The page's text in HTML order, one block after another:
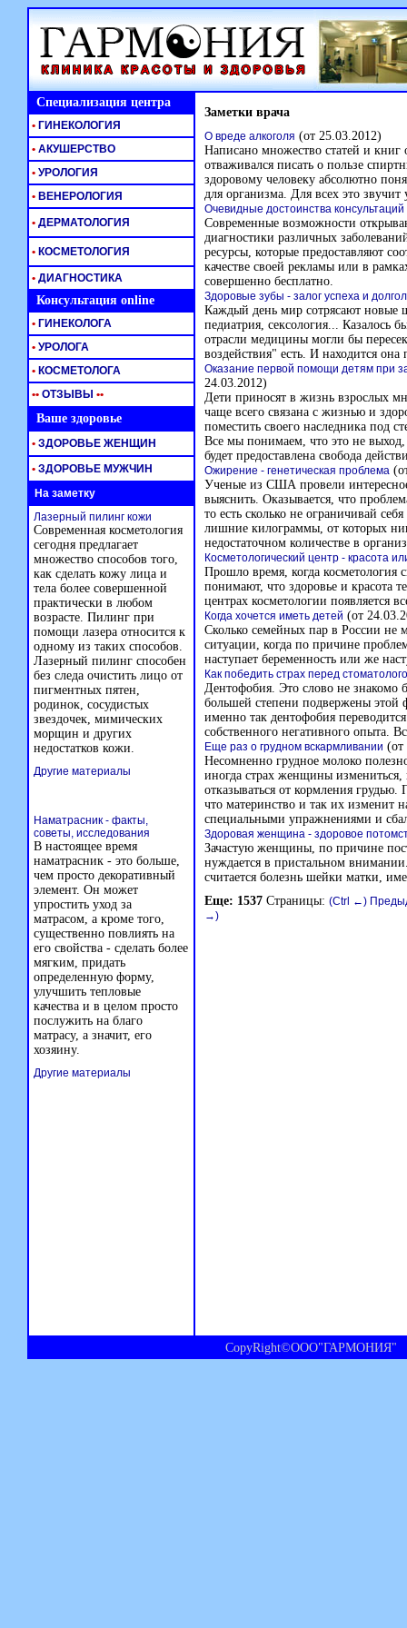
Специализация центра Заметки врача
О вреде алкоголя (от 25.03.2012)
Написано множество статей и книг
отваживался писать о пользе
здоровому человеку абсолютно
для организма. Для всех это звучит
Очевидные достоинства
Современные возможности
диагностики различных
ресурсы, которые предоставляют
качестве своей рекламы или в
совершенно бесплатно.
Здоровые зубы - залог успеха и
Каждый день мир сотрясают новые
педиатрия, сексология... Казалось
отрасли медицины могли бы
воздействия" есть. И находится
Оказание первой помощи детям при
24.03.2012)
Дети приносят в жизнь взрослых
чаще всего связана с жизнью и
поместить своего наследника под
Все мы понимаем, что это не выход,
будет предоставлена свобода
Ожирение - генетическая проблема
Ученые из США провели
выяснить. Оказывается, что
то есть сколько не ограничивай
лишние килограммы, от которых
недостаточном количестве в
Косметологический центр - красота
Прошло время, когда косметология
понимают, что здоровье и красота
центрах косметологии появляется
Когда хочется иметь детей (от
Сколько семейных пар в России не
ситуации, когда по причине
наступает беременность или же
Как победить страх перед
Дентофобия. Это слово не
большей степени подвержены этой
именно так дентофобия
собственного негативного опыта.
Еще раз о грудном вскармливании (от
Несомненно грудное молоко
иногда страх женщины измениться,
отказываться от кормления
что материнство и так их изменит
специальными упражнениями и
Здоровая женщина - здоровое
Зачастую женщины, по причине
нуждается в пристальном
считается болезнь шейки матки,
Еще: 1537 Страницы: (Ctrl ←)
→)
• ГИНЕКОЛОГИЯ
• АКУШЕРСТВО
• УРОЛОГИЯ
• ВЕНЕРОЛОГИЯ
• ДЕРМАТОЛОГИЯ
• КОСМЕТОЛОГИЯ
• ДИАГНОСТИКА
Консультация online
• ГИНЕКОЛОГА
• УРОЛОГА
• КОСМЕТОЛОГА
•• ОТЗЫВЫ ••
Ваше здоровье
• ЗДОРОВЬЕ ЖЕНЩИН
• ЗДОРОВЬЕ МУЖЧИН
На заметку
Лазерный пилинг кожи
Современная косметология
сегодня предлагает
множество способов того,
как сделать кожу лица и
тела более совершенной
практически в любом
возрасте. Пилинг при
помощи лазера относится к
одному из таких способов.
Лазерный пилинг способен
без следа очистить лицо от
пигментных пятен,
родинок, сосудистых
звездочек, мимических
морщин и других
недостатков кожи.
Другие материалы
Наматрасник - факты,
советы, исследования
В настоящее время
наматрасник - это больше,
чем просто декоративный
элемент. Он может
упростить уход за
матрасом, а кроме того,
существенно повлиять на
его свойства - сделать более
мягким, придать
определенную форму,
улучшить тепловые
качества и в целом просто
послужить на благо
матрасу, а значит, его
хозяину.
Другие материалы